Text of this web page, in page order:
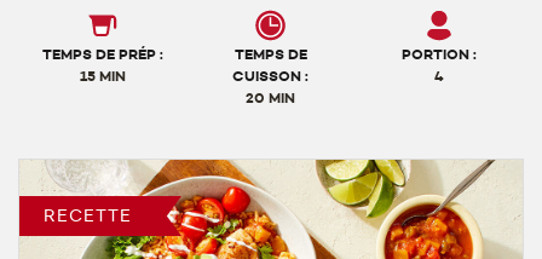
TEMPS DE PRÉP :
15 MIN
TEMPS DE
CUISSON :
20 MIN
PORTION :
4
RECETTE